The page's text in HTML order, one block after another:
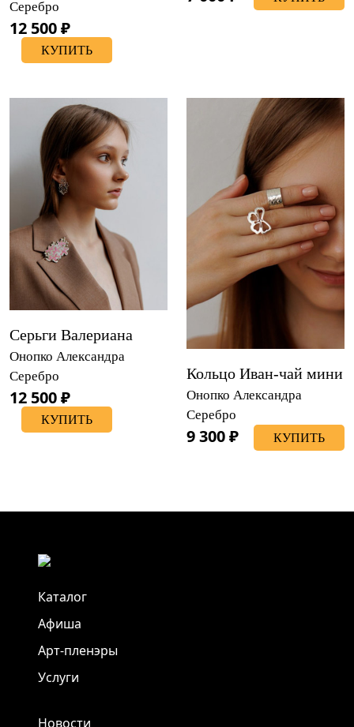
Серебро
12 500 ₽
КУПИТЬ
Серьги Валериана
Онопко Александра
Серебро
12 500 ₽
КУПИТЬ
Кольцо Иван-чай мини
Онопко Александра
Серебро
9 300 ₽ КУПИТЬ
Каталог
Афиша
Арт-пленэры
Услуги
Новости